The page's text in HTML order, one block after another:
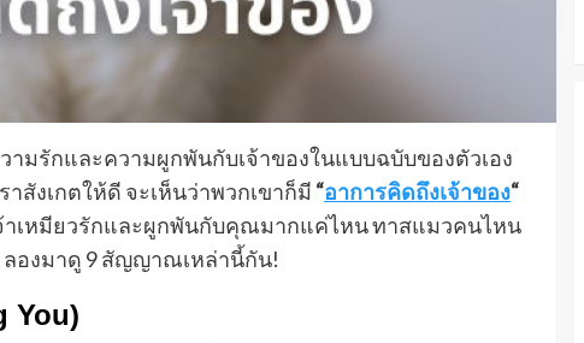
ามรักและความผูกพันกับเจ้าของในแบบฉบับของตัวเอง
สังเกตให้ดี จะเห็นว่าพวกเขาก็มี “อาการคิดถึงเจ้าของ“
าเหมียวรักและผูกพันกับคุณมากแค่ไหน ทาสแมวคนไหน
ลองมาดู 9 สัญญาณเหล่านี้กัน!
You)